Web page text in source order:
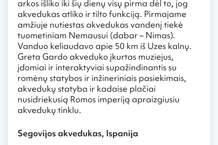
arkos išliko iki šių dienų visų pirma dėl to, jog
akvedukas atliko ir tilto funkciją. Pirmajame
amžiuje nutiestas akvedukas vandenį tiekė
tuometiniam Nemausui (dabar – Nimas).
Vanduo keliaudavo apie 50 km iš Uzes kalnų.
Greta Gardo akveduko įkurtas muziejus,
įdomiai ir interaktyviai supažindinantis su
romėnų statybos ir inžineriniais pasiekimais,
akvedukų statyba ir kadaise plačiai
nusidriekusią Romos imperiją apraizgiusiu
akvedukų tinklu.
Segovijos akvedukas, Ispanija